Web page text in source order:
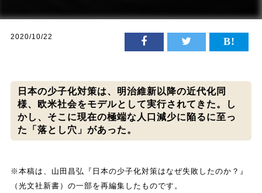
2020/10/22
日本の少子化対策は、明治維新以降の近代化同
様、欧米社会をモデルとして実行されてきた。し
かし、そこに現在の極端な人口減少に陥るに至っ
た「落とし穴」があった。
※本稿は、山田昌弘『日本の少子化対策はなぜ失敗したのか？』
（光文社新書）の一部を再編集したものです。